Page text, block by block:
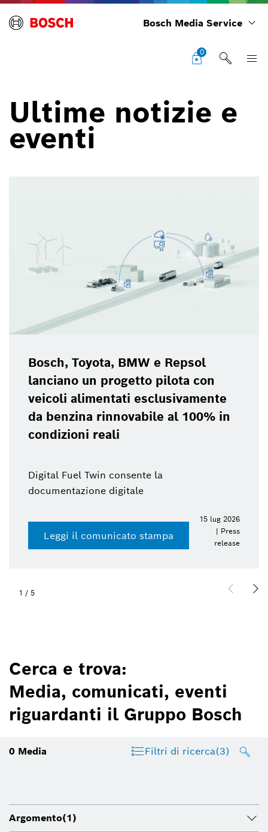
Bosch Media Service
0
Ultime notizie e
eventi
Bosch, Toyota, BMW e Repsol
lanciano un progetto pilota con
veicoli alimentati esclusivamente
da benzina rinnovabile al 100% in
condizioni reali
Digital Fuel Twin consente la
documentazione digitale
Leggi il comunicato stampa
15 lug 2026
| Press
release
1 / 5
Cerca e trova:
Media, comunicati, eventi
riguardanti il Gruppo Bosch
0 Media Filtri di ricerca(3)
Argomento(1)